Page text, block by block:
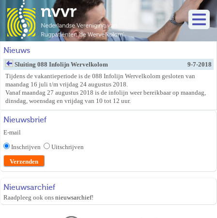
Nieuws
Sluiting 088 Infolijn Wervelkolom
9-7-2018
Tijdens de vakantieperiode is de 088 Infolijn Wervelkolom gesloten van
maandag 16 juli t/m vrijdag 24 augustus 2018.
Vanaf maandag 27 augustus 2018 is de infolijn weer bereikbaar op maandag,
dinsdag, woensdag en vrijdag van 10 tot 12 uur.
Nieuwsbrief
E-mail
Inschrijven
Uitschrijven
Nieuwsarchief
Raadpleeg ook ons nieuwsarchief!